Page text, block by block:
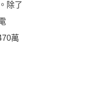
除了
萬